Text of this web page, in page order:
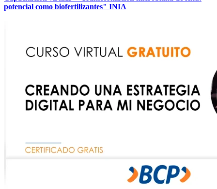
potencial como biofertilizantes" INIA